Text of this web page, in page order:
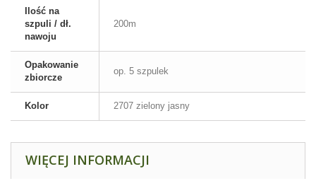
Ilość na
szpuli / dł.
nawoju
200m
Opakowanie
zbiorcze
op. 5 szpulek
Kolor 2707 zielony jasny
WIĘCEJ INFORMACJI